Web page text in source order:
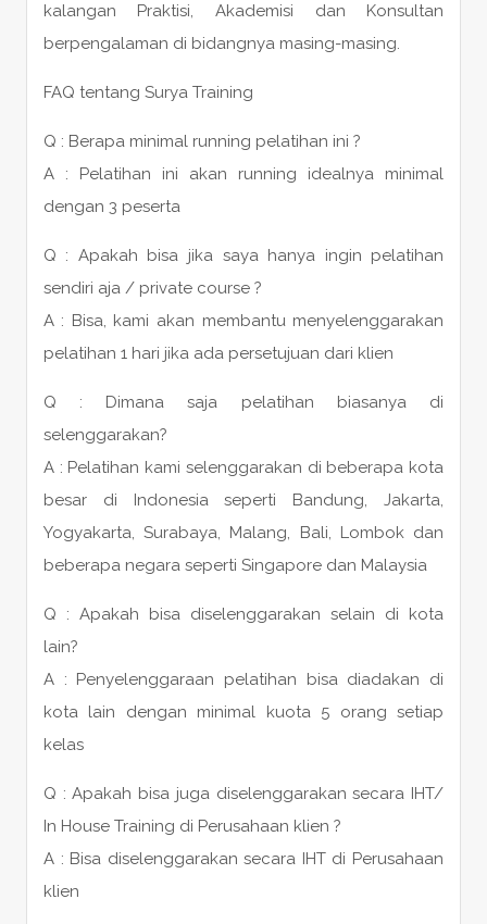
kalangan Praktisi, Akademisi dan Konsultan
berpengalaman di bidangnya masing-masing.
FAQ tentang Surya Training
Q : Berapa minimal running pelatihan ini ?
A : Pelatihan ini akan running idealnya minimal
dengan 3 peserta
Q : Apakah bisa jika saya hanya ingin pelatihan
sendiri aja / private course ?
A : Bisa, kami akan membantu menyelenggarakan
pelatihan 1 hari jika ada persetujuan dari klien
Q : Dimana saja pelatihan biasanya di
selenggarakan?
A : Pelatihan kami selenggarakan di beberapa kota
besar di Indonesia seperti Bandung, Jakarta,
Yogyakarta, Surabaya, Malang, Bali, Lombok dan
beberapa negara seperti Singapore dan Malaysia
Q : Apakah bisa diselenggarakan selain di kota
lain?
A : Penyelenggaraan pelatihan bisa diadakan di
kota lain dengan minimal kuota 5 orang setiap
kelas
Q : Apakah bisa juga diselenggarakan secara IHT/
In House Training di Perusahaan klien ?
A : Bisa diselenggarakan secara IHT di Perusahaan
klien